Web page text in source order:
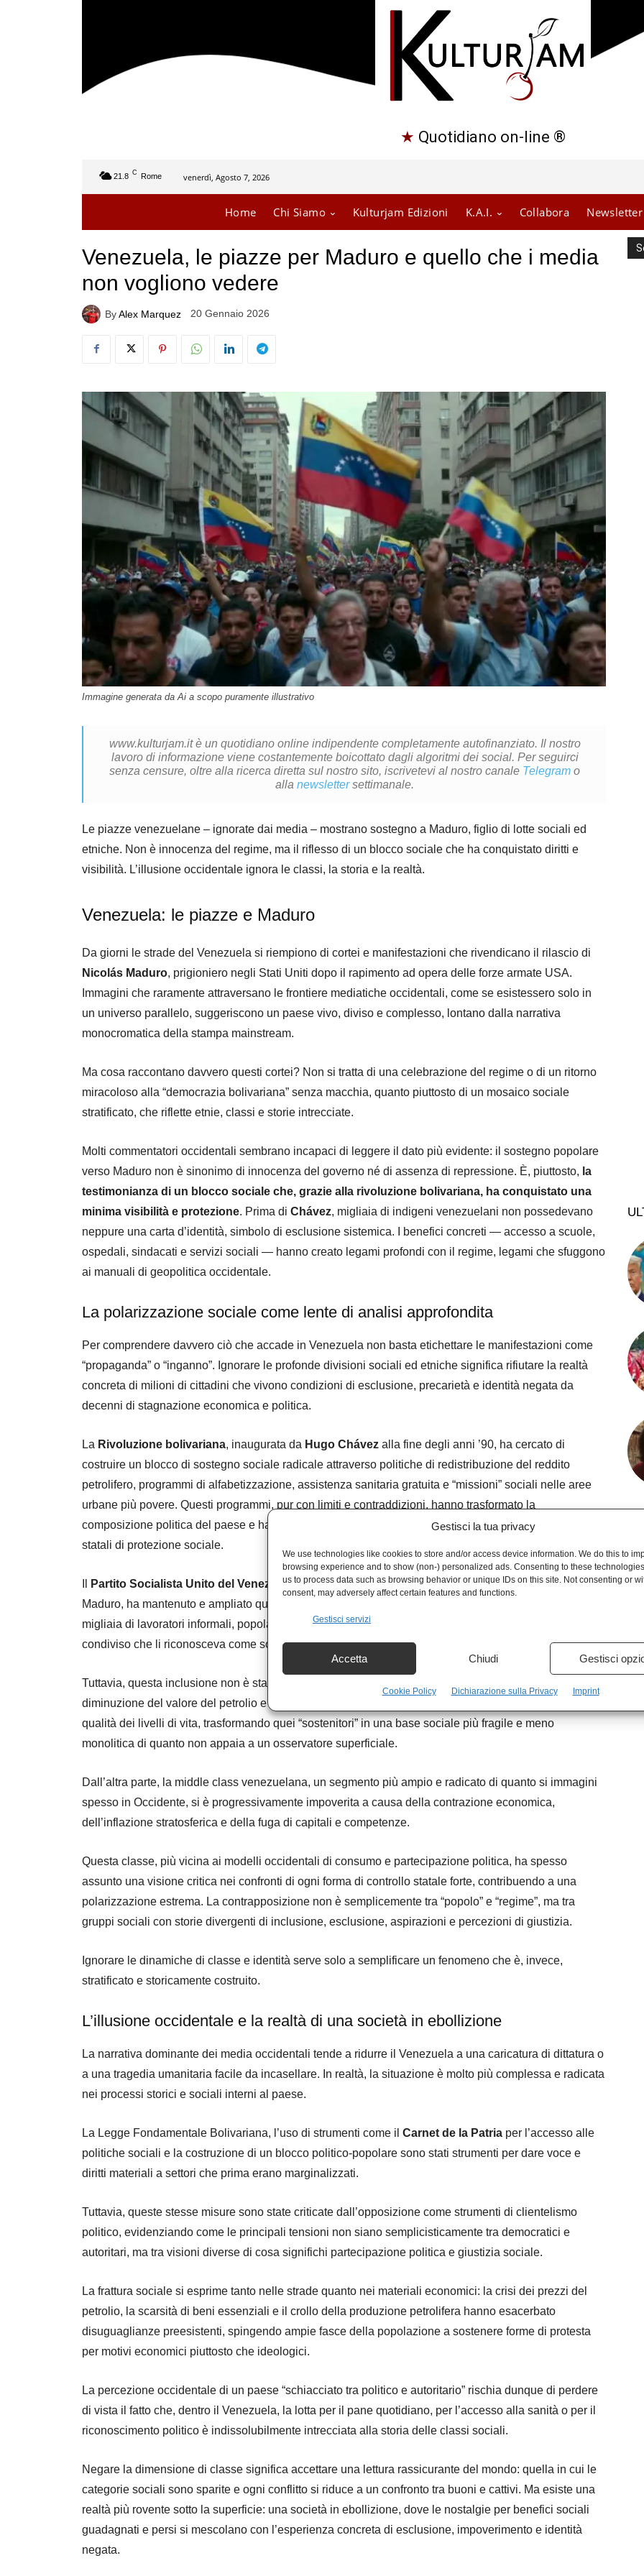
Gestisci la tua privacy
We use technologies like cookies to store and/or access device information. We do this to
browsing experience and to show (non-) personalized ads. Consenting to these
us to process data such as browsing behavior or unique IDs on this site. Not consenting or
consent, may adversely affect certain features and functions.
Gestisci servizi
Accetta Chiudi Gestisci
Cookie Policy Dichiarazione sulla Privacy Imprint
★ Quotidiano on-line ®
21.8 C Rome venerdì, Agosto 7, 2026
Home Chi Siamo Kulturjam Edizioni K.A.I. Collabora Newsletter
Venezuela, le piazze per Maduro e quello che i media
non vogliono vedere
ByAlex Marquez 20 Gennaio 2026
Immagine generata da Ai a scopo puramente illustrativo
www.kulturjam.it è un quotidiano online indipendente completamente autofinanziato. Il nostro
lavoro di informazione viene costantemente boicottato dagli algoritmi dei social. Per seguirci
senza censure, oltre alla ricerca diretta sul nostro sito, iscrivetevi al nostro canale Telegram o
allanewslettersettimanale.
Le piazze venezuelane – ignorate dai media – mostrano sostegno a Maduro, figlio di lotte sociali ed
etniche. Non è innocenza del regime, ma il riflesso di un blocco sociale che ha conquistato diritti e
visibilità. L’illusione occidentale ignora le classi, la storia e la realtà.
Venezuela: le piazze e Maduro
Da giorni le strade del Venezuela si riempiono di cortei e manifestazioni che rivendicano il rilascio di
Nicolás Maduro, prigioniero negli Stati Uniti dopo il rapimento ad opera delle forze armate USA.
Immagini che raramente attraversano le frontiere mediatiche occidentali, come se esistessero solo in
un universo parallelo, suggeriscono un paese vivo, diviso e complesso, lontano dalla narrativa
monocromatica della stampa mainstream.
Ma cosa raccontano davvero questi cortei? Non si tratta di una celebrazione del regime o di un ritorno
miracoloso alla “democrazia bolivariana” senza macchia, quanto piuttosto di un mosaico sociale
stratificato, che riflette etnie, classi e storie intrecciate.
Molti commentatori occidentali sembrano incapaci di leggere il dato più evidente: il sostegno popolare
verso Maduro non è sinonimo di innocenza del governo né di assenza di repressione. È, piuttosto, la
testimonianza di un blocco sociale che, grazie alla rivoluzione bolivariana, ha conquistato una
minima visibilità e protezione. Prima di Chávez, migliaia di indigeni venezuelani non possedevano
neppure una carta d’identità, simbolo di esclusione sistemica. I benefici concreti — accesso a scuole,
ospedali, sindacati e servizi sociali — hanno creato legami profondi con il regime, legami che sfuggono
ai manuali di geopolitica occidentale.
La polarizzazione sociale come lente di analisi approfondita
Per comprendere davvero ciò che accade in Venezuela non basta etichettare le manifestazioni come
“propaganda” o “inganno”. Ignorare le profonde divisioni sociali ed etniche significa rifiutare la realtà
concreta di milioni di cittadini che vivono condizioni di esclusione, precarietà e identità negata da
decenni di stagnazione economica e politica.
La Rivoluzione bolivariana, inaugurata da Hugo Chávez alla fine degli anni ’90, ha cercato di
costruire un blocco di sostegno sociale radicale attraverso politiche di redistribuzione del reddito
petrolifero, programmi di alfabetizzazione, assistenza sanitaria gratuita e “missioni” sociali nelle aree
urbane più povere. Questi programmi, pur con limiti e contraddizioni, hanno trasformato la
composizione politica del paese e hanno incluso settori marginali precedentemente esclusi dalle reti
statali di protezione sociale.
Partito Socialista Unito del Venezuela (PSUV), fondato da Chávez e oggi guidato da Nicolás
Maduro, ha mantenuto e ampliato quelle strutture di integrazione politica, consentendo a centinaia di
migliaia di lavoratori informali, popolazioni urbano‑povere e periferiche di essere parte di un progetto
condiviso che li riconosceva come soggetti politici e non più come soggetti marginali.
Tuttavia, questa inclusione non è stata priva di costi o tensioni interne: la crisi economica, la
diminuzione del valore del petrolio e la perdita di capacità d’acquisto hanno eroso progressivamente la
qualità dei livelli di vita, trasformando quei “sostenitori” in una base sociale più fragile e meno
monolitica di quanto non appaia a un osservatore superficiale.
Dall’altra parte, la middle class venezuelana, un segmento più ampio e radicato di quanto si immagini
spesso in Occidente, si è progressivamente impoverita a causa della contrazione economica,
dell’inflazione stratosferica e della fuga di capitali e competenze.
Questa classe, più vicina ai modelli occidentali di consumo e partecipazione politica, ha spesso
assunto una visione critica nei confronti di ogni forma di controllo statale forte, contribuendo a una
polarizzazione estrema. La contrapposizione non è semplicemente tra “popolo” e “regime”, ma tra
gruppi sociali con storie divergenti di inclusione, esclusione, aspirazioni e percezioni di giustizia.
Ignorare le dinamiche di classe e identità serve solo a semplificare un fenomeno che è, invece,
stratificato e storicamente costruito.
L’illusione occidentale e la realtà di una società in ebollizione
La narrativa dominante dei media occidentali tende a ridurre il Venezuela a una caricatura di dittatura o
a una tragedia umanitaria facile da incasellare. In realtà, la situazione è molto più complessa e radicata
nei processi storici e sociali interni al paese.
La Legge Fondamentale Bolivariana, l’uso di strumenti come il Carnet de la Patria per l’accesso alle
politiche sociali e la costruzione di un blocco politico‑popolare sono stati strumenti per dare voce e
diritti materiali a settori che prima erano marginalizzati.
Tuttavia, queste stesse misure sono state criticate dall’opposizione come strumenti di clientelismo
politico, evidenziando come le principali tensioni non siano semplicisticamente tra democratici e
autoritari, ma tra visioni diverse di cosa significhi partecipazione politica e giustizia sociale.
La frattura sociale si esprime tanto nelle strade quanto nei materiali economici: la crisi dei prezzi del
petrolio, la scarsità di beni essenziali e il crollo della produzione petrolifera hanno esacerbato
disuguaglianze preesistenti, spingendo ampie fasce della popolazione a sostenere forme di protesta
per motivi economici piuttosto che ideologici.
La percezione occidentale di un paese “schiacciato tra politico e autoritario” rischia dunque di perdere
di vista il fatto che, dentro il Venezuela, la lotta per il pane quotidiano, per l’accesso alla sanità o per il
riconoscimento politico è indissolubilmente intrecciata alla storia delle classi sociali.
Negare la dimensione di classe significa accettare una lettura rassicurante del mondo: quella in cui le
categorie sociali sono sparite e ogni conflitto si riduce a un confronto tra buoni e cattivi. Ma esiste una
realtà più rovente sotto la superficie: una società in ebollizione, dove le nostalgie per benefici sociali
guadagnati e persi si mescolano con l’esperienza concreta di esclusione, impoverimento e identità
negata.